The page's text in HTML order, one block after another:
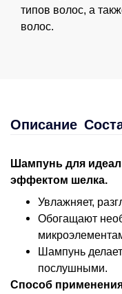
типов волос, а
волос.
Описание
Шампунь для
эффектом шелка.
Увлажняет,
Обогащают
Шампунь
послушными.
Способ